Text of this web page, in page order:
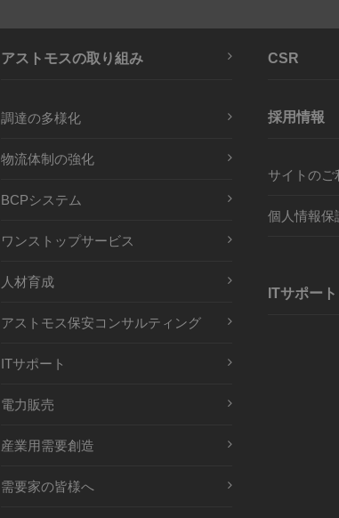
アストモスの取り組み
調達の多様化
物流体制の強化
BCPシステム
ワンストップサービス
人材育成
アストモス保安コンサルティング
ITサポート
電力販売
産業用需要創造
需要家の皆様へ
CSR
採用情報
サイトのご
個人情報保
ITサポート